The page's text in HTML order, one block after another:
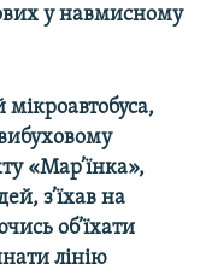
у навмисному
«Мар’їнка»,
з’їхав на
об’їхати
лінію